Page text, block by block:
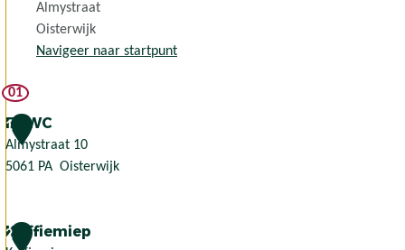
Almystraat
Oisterwijk
Navigeer naar startpunt
01
1
EKWC
Almystraat 10
5061 PA Oisterwijk
W
2
Koffiemiep